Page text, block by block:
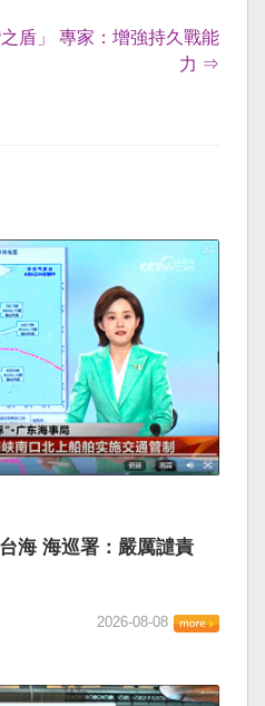
盾」 專家：增強持久戰能
力 ⇒
海 海巡署：嚴厲譴責
2026-08-08